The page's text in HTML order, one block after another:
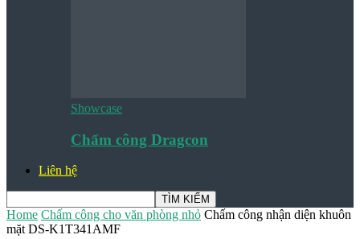
Showcase
Chấm công Dragcon
Liên hệ
Home Chấm công cho văn phòng nhỏ Chấm công nhận diện khuôn
mặt DS-K1T341AMF